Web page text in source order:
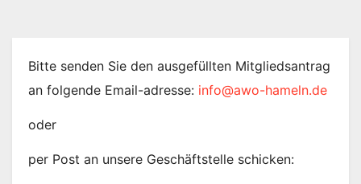
Bitte senden Sie den ausgefüllten Mitgliedsantrag
an folgende Email-adresse: info@awo-hameln.de
oder
per Post an unsere Geschäftstelle schicken: